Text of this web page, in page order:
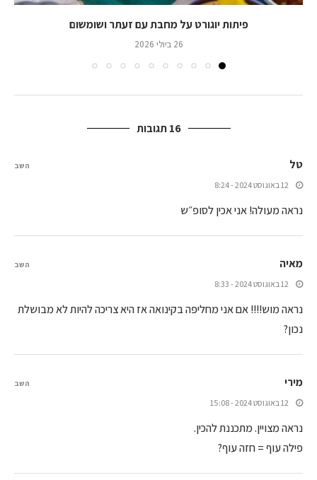
פיתות יוגורט על מחבת עם זעתר ושומשום
26 ביולי 2026
16 תגובות
טל
12 באוגוסט 2024 - 8:24
נראה מעולה! אני אכין לסופ״ש
השב
מאיה
12 באוגוסט 2024 - 8:33
נראה מוש!!!! אם אני מחליפה בקינואה אז היא צריכה להיות לא מבושלת
נכון?
השב
מירי
12 באוגוסט 2024 - 15:08
נראה מצויין. מתכננת להכין.
פילה עוף = חזה עוף?
השב